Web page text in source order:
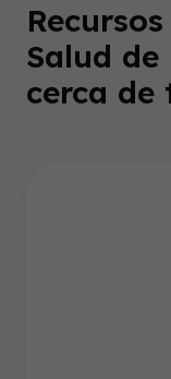
Salud
cerca de